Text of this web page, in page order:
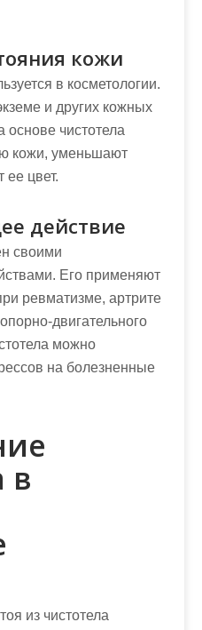
кожи
в косметологии.
и других кожных
основе чистотела
кожи, уменьшают
ее цвет.
действие
своими
Его применяют
ревматизме, артрите
двигательного
можно
на болезненные
в
из чистотела